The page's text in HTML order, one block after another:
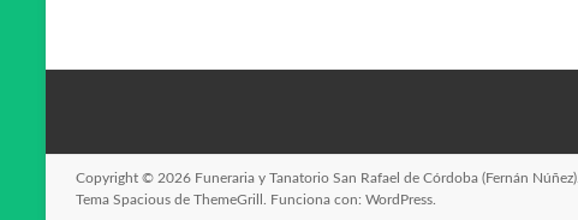
Copyright © 2026 Funeraria y Tanatorio San Rafael de Córdoba (Fernán Núñez)
Tema Spacious de ThemeGrill. Funciona con: WordPress